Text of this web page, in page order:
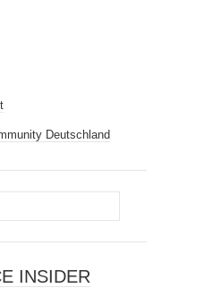
Deutschland
INSIDER